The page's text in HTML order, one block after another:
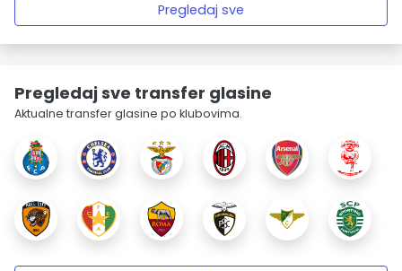
Pregledaj sve
Pregledaj sve transfer glasine
Aktualne transfer glasine po klubovima.